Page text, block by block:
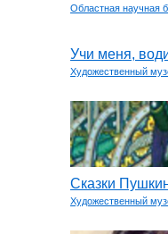
Областная научная
Учи меня,
Художественный
Сказки
Художественный